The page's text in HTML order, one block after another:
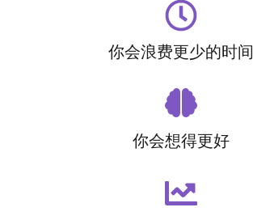
你会浪费更少的时间
你会想得更好